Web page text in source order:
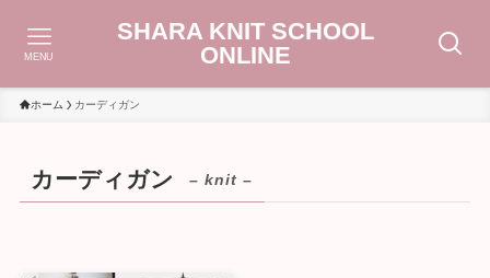
SHARA KNIT SCHOOL
ONLINE
MENU
ホーム カーディガン
カーディガン – knit –